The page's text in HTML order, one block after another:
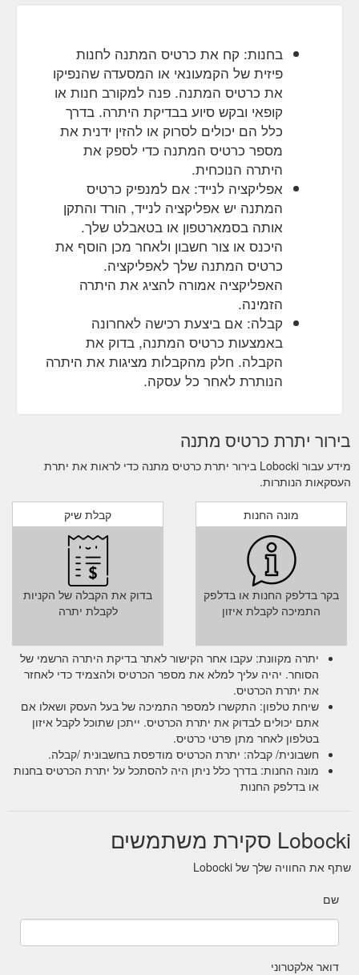
https://lobocki.com.au/collections/lobocki/gift-card
$200 Gift Card – LOBOCKI
Shopping for someone else
but not sure what to give them? Give them the gift of
choice with a LOBOCKI gift card. Gift cards are
delivered by email and ...
https://lobocki.com.au/products/200-dollar-gift-card
Australia - T-shirts & Training Essentials – Tagged "LOBOCKI"
Shop a wide range of fitness equipment & accessories,
including LOBOCKI fitness T-shirts, gift cards and our
special edition LOBOCKI collaboration Versa Gripps &
Schiek weight lifting belts. Whether it is a gift to yourself
or your family and friends, it''s the strength training
starter pack you''ve been waiting
https://lobocki.com.au/collections/lobocki/lobocki
Rollers - TriggerPoint Ergonomic Tool For Pain Relief – LOBOCKI
Take 10% off your first order when you sign up. *Excl.
Versa Gripps & Gift Cards.
https://lobocki.com.au/collections/foot-rollers
LOBOCKI Australia - T-shirts & Training Essentials
Shop a
including LOBOCKI fitness T-shirts, gift cards and our
special edition LOBOCKI collaboration Versa Gripps &
Schiek weight lifting belts. Whether it is a gift to yourself
starter pack you''ve been waiting
https://lobocki.com.au/collections/lobocki
Vibrating Foam Rollers - TriggerPoint, PTP Myofascial Tools ...
Take 10% off your first order when you sign up. *Excl.
Versa Gripps & Gift Cards.
https://lobocki.com.au/collections/vibrating-foam-rollers
you sign up. *Excl. Versa Gripps & Gift Cards.
https://lobocki.com.au/blogs/training
T-shirts & Training Essentials – Tagged "Belt" - LOBOCKI
Shop a wide range of fitness equipment & accessories,
including LOBOCKI fitness T-shirts, gift cards and our
special edition LOBOCKI collaboration Versa Gripps &
Schiek weight lifting belts. Whether it is a gift to yourself
or your family and friends, it''s the strength training
Massage Sticks - TriggerPoint and PTP Premium Muscle Rollers ...
Take 10% off your first order when you sign up. *Excl.
Versa Gripps & Gift Cards.
בחנות: קח את כרטיס המתנה לחנות
פיזית של הקמעונאי או המסעדה שהנפיקו
את כרטיס המתנה. פנה למקורב חנות או
קופאי ובקש סיוע בבדיקת היתרה. בדרך
כלל הם יכולים לסרוק או להזין ידנית את
מספר כרטיס המתנה כדי לספק את
היתרה הנוכחית.
אפליקציה לנייד: אם למנפיק כרטיס
המתנה יש אפליקציה לנייד, הורד והתקן
אותה בסמארטפון או בטאבלט שלך.
היכנס או צור חשבון ולאחר מכן הוסף את
כרטיס המתנה שלך לאפליקציה.
האפליקציה אמורה להציג את היתרה
הזמינה.
קבלה: אם ביצעת רכישה לאחרונה
באמצעות כרטיס המתנה, בדוק את
הקבלה. חלק מהקבלות מציגות את היתרה
הנותרת לאחר כל עסקה.
בירור יתרת כרטיס מתנה
מידע עבור Lobocki בירור יתרת כרטיס מתנה כדי לראות את יתרת
העסקאות הנותרות.
קבלת שיק
בדוק את הקבלה של הקניות
לקבלת יתרה
מונה החנות
בקר בדלפק החנות או בדלפק
התמיכה לקבלת איזון
יתרה מקוונת: עקבו אחר הקישור לאתר בדיקת היתרה הרשמי של
הסוחר. יהיה עליך למלא את מספר הכרטיס ולהצמיד כדי לאחזר
את יתרת הכרטיס.
שיחת טלפון: התקשרו למספר התמיכה של בעל העסק ושאלו אם
אתם יכולים לבדוק את יתרת הכרטיס. ייתכן שתוכל לקבל איזון
בטלפון לאחר מתן פרטי כרטיס.
חשבונית/ קבלה: יתרת הכרטיס מודפסת בחשבונית /קבלה.
מונה החנות: בדרך כלל ניתן היה להסתכל על יתרת הכרטיס בחנות
או בדלפק החנות
Lobocki סקירת משתמשים
שתף את החוויה שלך של Lobocki
שם
דואר אלקטרוני